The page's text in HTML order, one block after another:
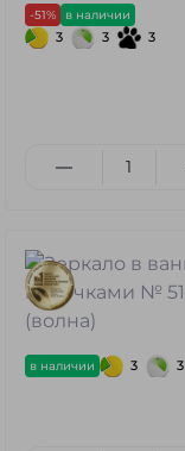
-51% в наличии
3 3 3
в наличии 3 3